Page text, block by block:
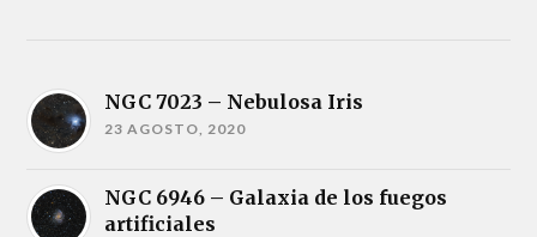
NGC 7023 – Nebulosa Iris
23 AGOSTO, 2020
NGC 6946 – Galaxia de los fuegos
artificiales